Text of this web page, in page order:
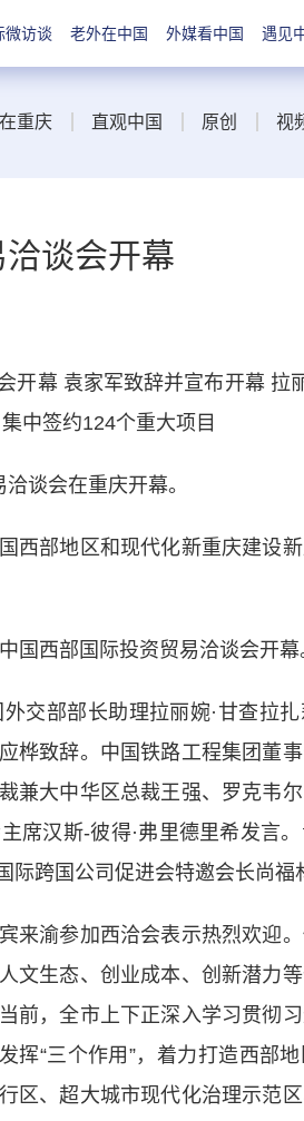
微访谈 老外在中国 外媒看中国 遇见
重庆 直观中国 原创 视
谈会开幕
幕 袁家军致辞并宣布开幕 拉
中签约124个重大项目
谈会在重庆开幕。
部地区和现代化新重庆建设新
西部国际投资贸易洽谈会开幕
部部长助理拉丽婉·甘查拉扎
桦致辞。中国铁路工程集团董
兼大中华区总裁王强、罗克韦
席汉斯-彼得·弗里德里希发言。
跨国公司促进会特邀会长尚福
渝参加西洽会表示热烈欢迎。
文生态、创业成本、创新潜力
前，全市上下正深入学习贯彻
挥“三个作用”，着力打造西部
区、超大城市现代化治理示范